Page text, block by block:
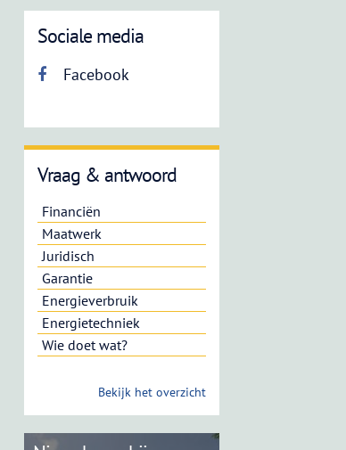
Sociale media
Facebook
Vraag & antwoord
Financiën
Maatwerk
Juridisch
Garantie
Energieverbruik
Energietechniek
Wie doet wat?
Bekijk het overzicht